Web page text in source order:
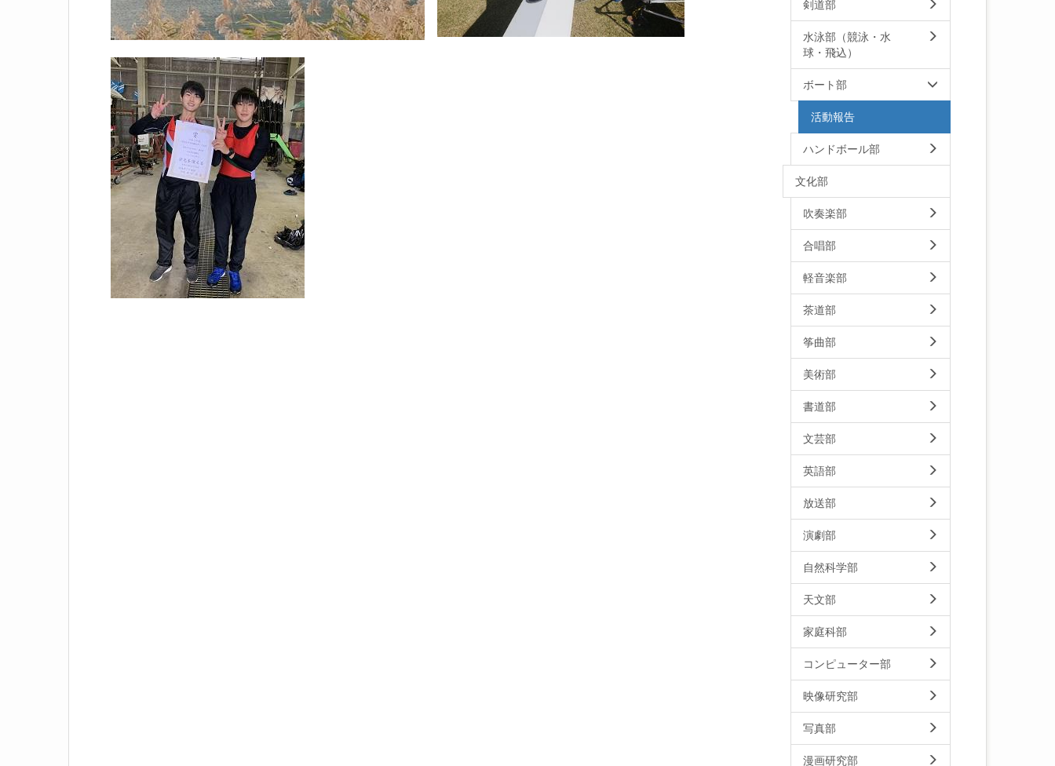
剣道部
水泳部（競泳・水
球・飛込）
ボート部
活動報告
ハンドボール部
文化部
吹奏楽部
合唱部
軽音楽部
茶道部
筝曲部
美術部
書道部
文芸部
英語部
放送部
演劇部
自然科学部
天文部
家庭科部
コンピューター部
映像研究部
写真部
漫画研究部